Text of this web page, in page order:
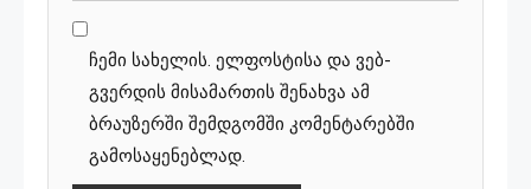
ჩემი სახელის. ელფოსტისა და ვებ-
გვერდის მისამართის შენახვა ამ
ბრაუზერში შემდგომში კომენტარებში
გამოსაყენებლად.